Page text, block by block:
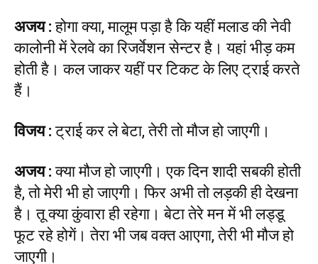
अजय:होगा क्या, मालूम पड़ा है कि यहीं मलाड की नेवी
कालोनी में रेलवे का रिजर्वेशन सेन्टर है। यहां भीड़ कम
होती है। कल जाकर यहीं पर टिकट के लिए ट्राई करते
हैं।
विजय:ट्राई कर ले बेटा, तेरी तो मौज हो जाएगी।
अजय:क्या मौज हो जाएगी। एक दिन शादी सबकी होती
है, तो मेरी भी हो जाएगी। फिर अभी तो लड़की ही देखना
है। तू क्या कुंवारा ही रहेगा। बेटा तेरे मन में भी लड्डू
फूट रहे होगें। तेरा भी जब वक्त आएगा, तेरी भी मौज हो
जाएगी।